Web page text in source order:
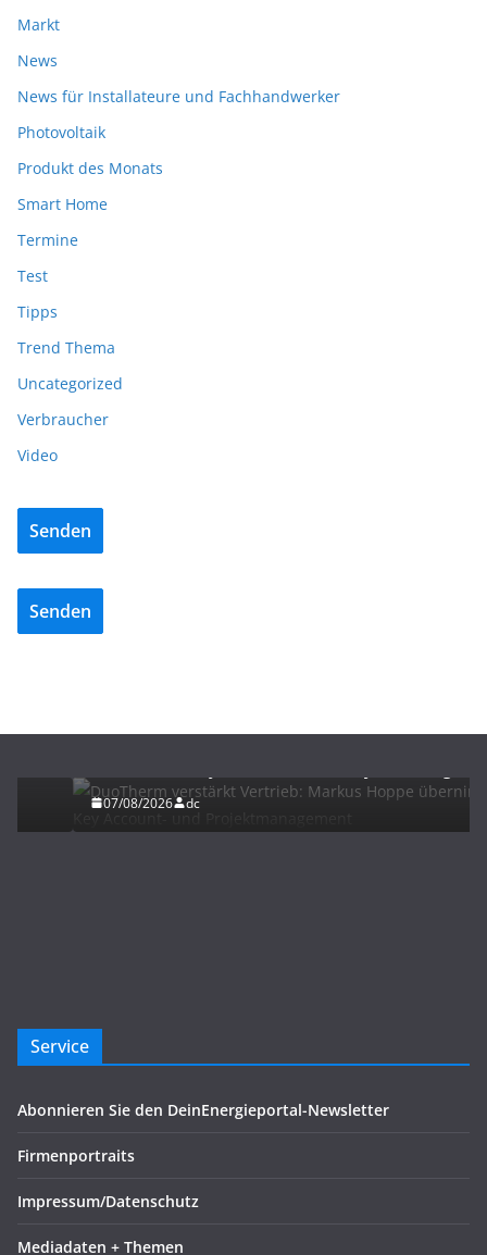
Markt
News
News für Installateure und Fachhandwerker
Photovoltaik
Produkt des Monats
Smart Home
Termine
Test
Tipps
Trend Thema
Uncategorized
Verbraucher
Video
Senden
Senden
07/08/2026 dc
Service
Abonnieren Sie den DeinEnergieportal-Newsletter
Firmenportraits
Impressum/Datenschutz
Mediadaten + Themen